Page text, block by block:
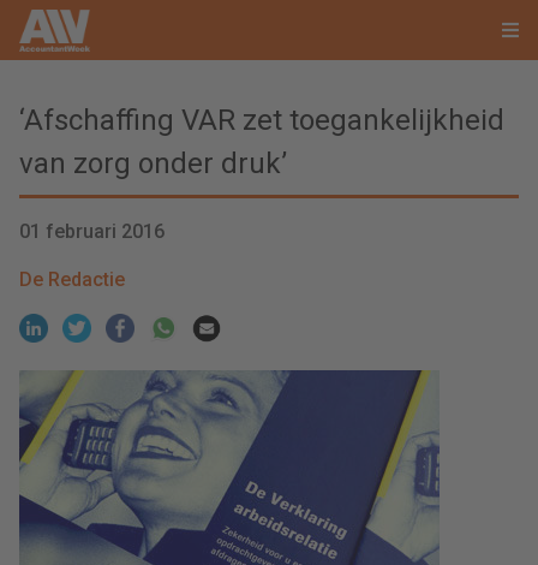
‘Afschaffing VAR zet toegankelijkheid
van zorg onder druk’
01 februari 2016
De Redactie